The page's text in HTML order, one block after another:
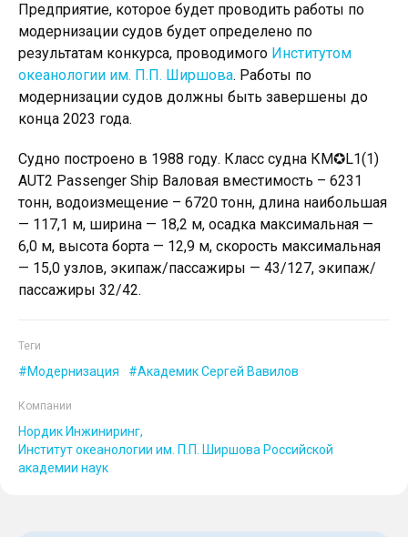
Предприятие, которое будет проводить работы по
модернизации судов будет определено по
результатам конкурса, проводимого Институтом
океанологии им. П.П. Ширшова. Работы по
модернизации судов должны быть завершены до
конца 2023 года.
Судно построено в 1988 году. Класс судна КМ✪L1(1)
AUT2 Passenger Ship Валовая вместимость – 6231
тонн, водоизмещение – 6720 тонн, длина наибольшая
— 117,1 м, ширина — 18,2 м, осадка максимальная —
6,0 м, высота борта — 12,9 м, скорость максимальная
— 15,0 узлов, экипаж/пассажиры — 43/127, экипаж/
пассажиры 32/42.
Теги
Модернизация Академик Сергей Вавилов
Компании
Нордик Инжиниринг
Институт океанологии им. П.П. Ширшова Российской
академии наук